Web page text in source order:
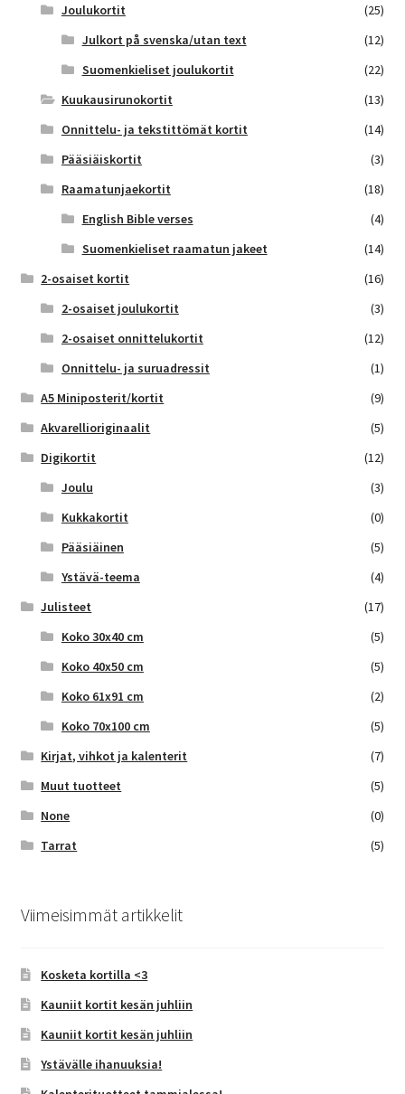
Joulukortit
(25)
Julkort på svenska/utan text
(12)
Suomenkieliset joulukortit
(22)
Kuukausirunokortit
(13)
Onnittelu- ja tekstittömät kortit
(14)
Pääsiäiskortit
(3)
Raamatunjaekortit
(18)
English Bible verses
(4)
Suomenkieliset raamatun jakeet
(14)
2-osaiset kortit
(16)
2-osaiset joulukortit
(3)
2-osaiset onnittelukortit
(12)
Onnittelu- ja suruadressit
(1)
A5 Miniposterit/kortit
(9)
Akvarellioriginaalit
(5)
Digikortit
(12)
Joulu
(3)
Kukkakortit
(0)
Pääsiäinen
(5)
Ystävä-teema
(4)
Julisteet
(17)
Koko 30x40 cm
(5)
Koko 40x50 cm
(5)
Koko 61x91 cm
(2)
Koko 70x100 cm
(5)
Kirjat, vihkot ja kalenterit
(7)
Muut tuotteet
(5)
None
(0)
Tarrat
(5)
Viimeisimmät artikkelit
Kosketa kortilla <3
Kauniit kortit kesän juhliin
Kauniit kortit kesän juhliin
Ystävälle ihanuuksia!